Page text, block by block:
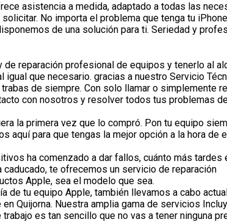
asistencia a medida, adaptado a todas las
No importa el problema que tenga tu
de una solución para ti. Seriedad y
reparación profesional de equipos y tenerlo al
igual que necesario. gracias a nuestro Servicio
de siempre. Con solo llamar o simplemente
con nosotros y resolver todos tus problemas
la primera vez que lo compró. Pon tu equipo
aquí para que tengas la mejor opción a la hora de
ha comenzado a dar fallos, cuánto más tardes
caducado, te ofrecemos un servicio de reparación
Apple, sea el modelo que sea.
de tu equipo Apple, también llevamos a cabo
Quijorna. Nuestra amplia gama de servicios
es tan sencillo que no vas a tener ninguna